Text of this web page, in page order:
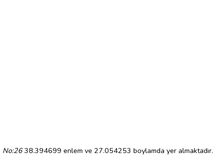
No:2638.394699 enlem ve 27.054253 boylamda yer almaktadır.